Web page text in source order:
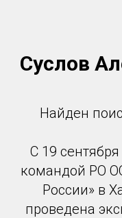
Суслов
Найден
С 19
командой РО
России» в
проведена